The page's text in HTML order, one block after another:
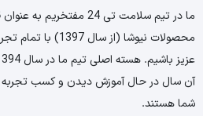
ما در تیم سلامت تی 24
محصولات نیوشا (از
آن سال در حال آموزش دیدن و کسب تجربه
شما هستند.